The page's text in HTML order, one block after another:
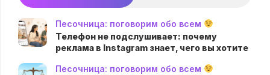
Песочница: поговорим обо всем
Телефон не подслушивает: почему
реклама в Instagram знает, чего вы хотите
Песочница: поговорим обо всем